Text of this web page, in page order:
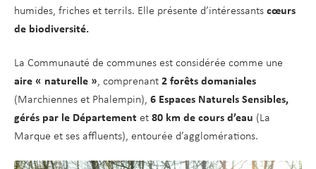
humides, friches et terrils. Elle présente d’intéressants cœurs
de biodiversité.
La Communauté de communes est considérée comme une
aire « naturelle », comprenant 2 forêts domaniales
(Marchiennes et Phalempin), 6 Espaces Naturels Sensibles,
gérés par le Département et 80 km de cours d’eau (La
Marque et ses affluents), entourée d’agglomérations.